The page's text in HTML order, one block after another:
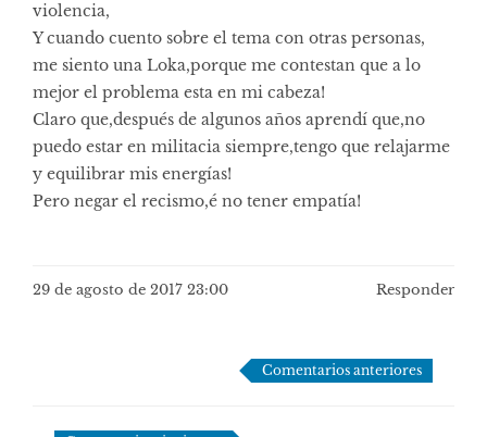
violencia,
Y cuando cuento sobre el tema con otras personas,
me siento una Loka,porque me contestan que a lo
mejor el problema esta en mi cabeza!
Claro que,después de algunos años aprendí que,no
puedo estar en militacia siempre,tengo que relajarme
y equilibrar mis energías!
Pero negar el recismo,é no tener empatía!
29 de agosto de 2017 23:00 Responder
Comentarios anteriores